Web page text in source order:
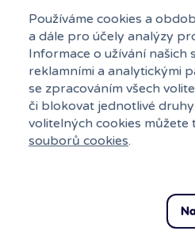
Používáme cookies a
a dále pro účely analýzy
Informace o užívání našich
reklamními a analytickými
se zpracováním všech
či blokovat jednotlivé druhy
volitelných cookies můžete
souborů cookies.